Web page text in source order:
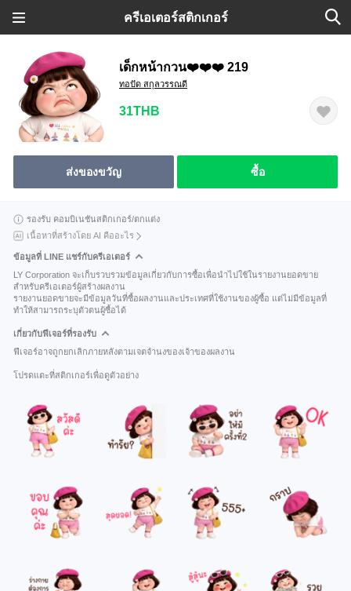
ครีเอเตอร์สติกเกอร์
เด็กหน้ากวน❤️❤️❤️ 219
ทอปัด สกุลวรรณดี
31THB
ส่งของขวัญ ซื้อ
รองรับ คอมบิเนชันสติกเกอร์/ตกแต่ง
เนื้อหาที่สร้างโดย AI คืออะไร
ข้อมูลที่ LINE แชร์กับครีเอเตอร์
LY Corporation จะเก็บรวบรวมข้อมูลเกี่ยวกับการซื้อเพื่อนำไปใช้ในรายงานยอดขาย
สำหรับครีเอเตอร์ผู้สร้างผลงาน
รายงานยอดขายจะมีข้อมูลวันที่ซื้อผลงานและประเทศที่ใช้งานของผู้ซื้อ แต่ไม่มีข้อมูลที่
ทำให้สามารถระบุตัวตนผู้ซื้อได้
เกี่ยวกับฟีเจอร์ที่รองรับ
ฟีเจอร์อาจถูกยกเลิกภายหลังตามเจตจำนงของเจ้าของผลงาน
โปรดแตะที่สติกเกอร์เพื่อดูตัวอย่าง